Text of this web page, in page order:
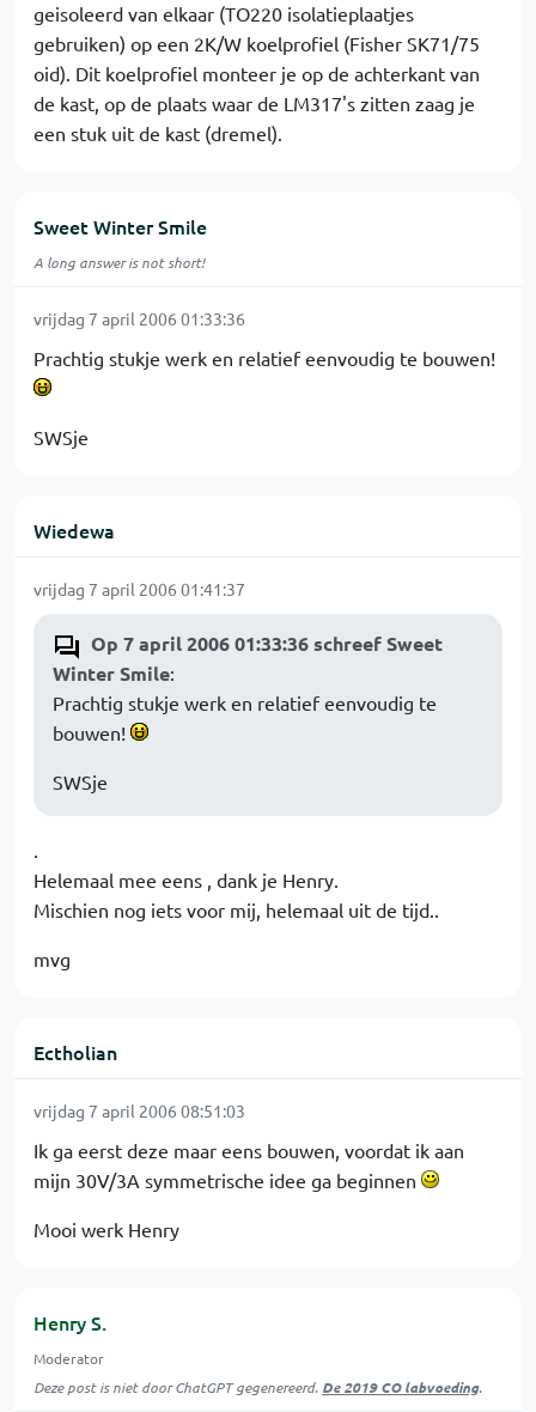
geisoleerd van elkaar (TO220 isolatieplaatjes
gebruiken) op een 2K/W koelprofiel (Fisher SK71/75
oid). Dit koelprofiel monteer je op de achterkant van
de kast, op de plaats waar de LM317's zitten zaag je
een stuk uit de kast (dremel).
Sweet Winter Smile
A long answer is not short!
vrijdag 7 april 2006 01:33:36
Prachtig stukje werk en relatief eenvoudig te bouwen!
SWSje
Wiedewa
vrijdag 7 april 2006 01:41:37
Op 7 april 2006 01:33:36 schreef Sweet
Winter Smile:
Prachtig stukje werk en relatief eenvoudig te
bouwen!
SWSje
.
Helemaal mee eens , dank je Henry.
Mischien nog iets voor mij, helemaal uit de tijd..
mvg
Ectholian
vrijdag 7 april 2006 08:51:03
Ik ga eerst deze maar eens bouwen, voordat ik aan
mijn 30V/3A symmetrische idee ga beginnen
Mooi werk Henry
Henry S.
Moderator
Deze post is niet door ChatGPT gegenereerd. De 2019 CO labvoeding.